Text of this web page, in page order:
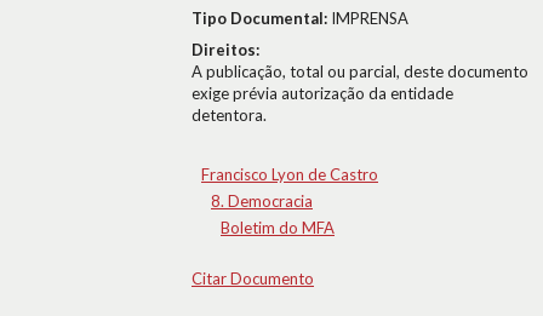
Tipo Documental: IMPRENSA
Direitos:
A publicação, total ou parcial, deste documento
exige prévia autorização da entidade
detentora.
Francisco Lyon de Castro
8. Democracia
Boletim do MFA
Citar Documento